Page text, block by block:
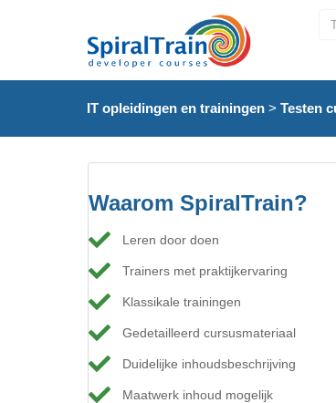
IT opleidingen en trainingen> Testen
Waarom SpiralTrain?
Leren door doen
Trainers met praktijkervaring
Klassikale trainingen
Gedetailleerd cursusmateriaal
Duidelijke inhoudsbeschrijving
Maatwerk inhoud mogelijk